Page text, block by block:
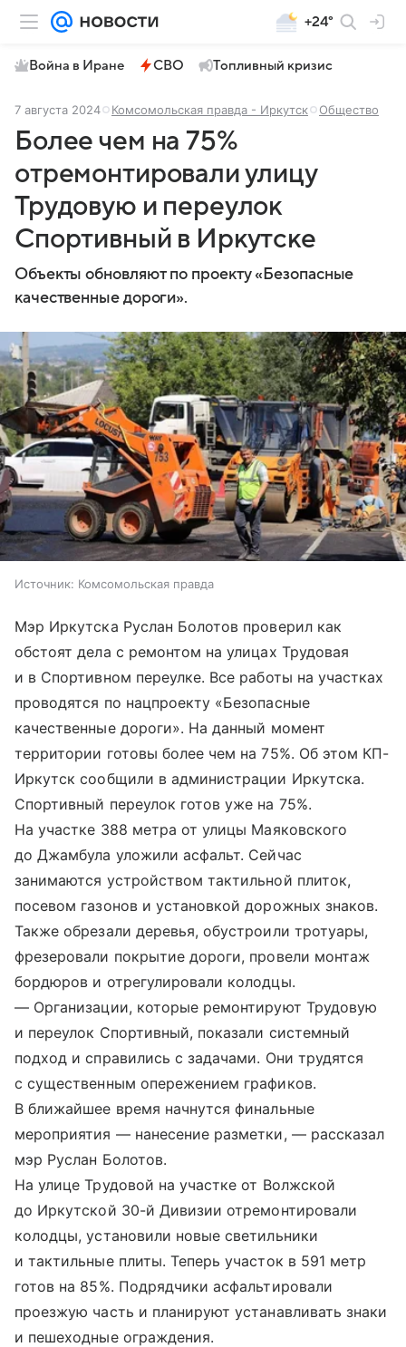
+24°
Война в Иране СВО Топливный кризис
7 августа 2024 Комсомольская правда - Иркутск Общество
Более чем на 75%
отремонтировали улицу
Трудовую и переулок
Спортивный в Иркутске
Объекты обновляют по проекту «Безопасные
качественные дороги».
Источник: Комсомольская правда
Мэр Иркутска Руслан Болотов проверил как
обстоят дела с ремонтом на улицах Трудовая
и в Спортивном переулке. Все работы на участках
проводятся по нацпроекту «Безопасные
качественные дороги». На данный момент
территории готовы более чем на 75%. Об этом КП-
Иркутск сообщили в администрации Иркутска.
Спортивный переулок готов уже на 75%.
На участке 388 метра от улицы Маяковского
до Джамбула уложили асфальт. Сейчас
занимаются устройством тактильной плиток,
посевом газонов и установкой дорожных знаков.
Также обрезали деревья, обустроили тротуары,
фрезеровали покрытие дороги, провели монтаж
бордюров и отрегулировали колодцы.
— Организации, которые ремонтируют Трудовую
и переулок Спортивный, показали системный
подход и справились с задачами. Они трудятся
с существенным опережением графиков.
В ближайшее время начнутся финальные
мероприятия — нанесение разметки, — рассказал
мэр Руслан Болотов.
На улице Трудовой на участке от Волжской
до Иркутской 30-й Дивизии отремонтировали
колодцы, установили новые светильники
и тактильные плиты. Теперь участок в 591 метр
готов на 85%. Подрядчики асфальтировали
проезжую часть и планируют устанавливать знаки
и пешеходные ограждения.